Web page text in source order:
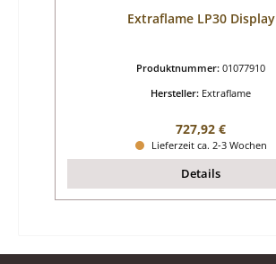
Extraflame LP30 Display
Produktnummer: 01077910
Hersteller: Extraflame
Regulärer Preis:
727,92 €
Lieferzeit ca. 2-3 Wochen
Details